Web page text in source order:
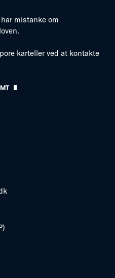
mistanke om
karteller ved at kontakte